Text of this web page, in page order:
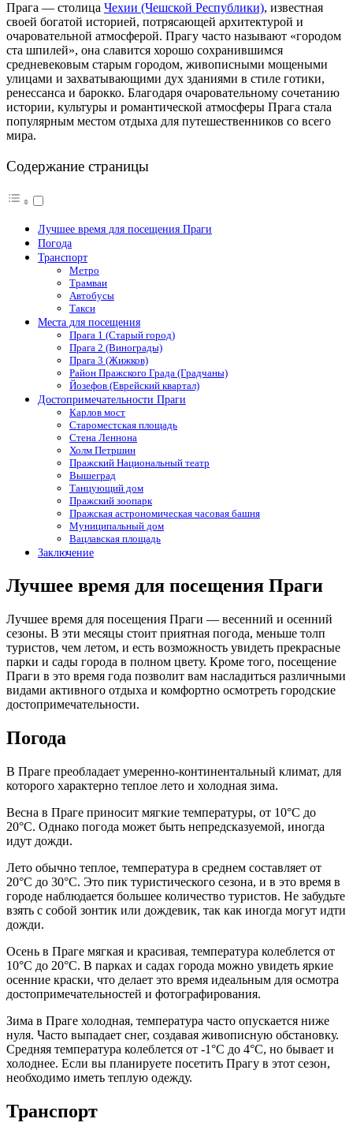
Прага — столица Чехии (Чешской Республики), известная
своей богатой историей, потрясающей архитектурой и
очаровательной атмосферой. Прагу часто называют «городом
ста шпилей», она славится хорошо сохранившимся
средневековым старым городом, живописными мощеными
улицами и захватывающими дух зданиями в стиле готики,
ренессанса и барокко. Благодаря очаровательному сочетанию
истории, культуры и романтической атмосферы Прага стала
популярным местом отдыха для путешественников со всего
мира.
Содержание страницы
Лучшее время для посещения Праги
Погода
Транспорт
Метро
Трамваи
Автобусы
Такси
Места для посещения
Прага 1 (Старый город)
Прага 2 (Винограды)
Прага 3 (Жижков)
Район Пражского Града (Градчаны)
Йозефов (Еврейский квартал)
Достопримечательности Праги
Карлов мост
Староместская площадь
Стена Леннона
Холм Петршин
Пражский Национальный театр
Вышеград
Танцующий дом
Пражский зоопарк
Пражская астрономическая часовая башня
Муниципальный дом
Вацлавская площадь
Заключение
Лучшее время для посещения Праги
Лучшее время для посещения Праги — весенний и осенний
сезоны. В эти месяцы стоит приятная погода, меньше толп
туристов, чем летом, и есть возможность увидеть прекрасные
парки и сады города в полном цвету. Кроме того, посещение
Праги в это время года позволит вам насладиться различными
видами активного отдыха и комфортно осмотреть городские
достопримечательности.
Погода
В Праге преобладает умеренно-континентальный климат, для
которого характерно теплое лето и холодная зима.
Весна в Праге приносит мягкие температуры, от 10°C до
20°C. Однако погода может быть непредсказуемой, иногда
идут дожди.
Лето обычно теплое, температура в среднем составляет от
20°C до 30°C. Это пик туристического сезона, и в это время в
городе наблюдается большее количество туристов. Не забудьте
взять с собой зонтик или дождевик, так как иногда могут идти
дожди.
Осень в Праге мягкая и красивая, температура колеблется от
10°C до 20°C. В парках и садах города можно увидеть яркие
осенние краски, что делает это время идеальным для осмотра
достопримечательностей и фотографирования.
Зима в Праге холодная, температура часто опускается ниже
нуля. Часто выпадает снег, создавая живописную обстановку.
Средняя температура колеблется от -1°C до 4°C, но бывает и
холоднее. Если вы планируете посетить Прагу в этот сезон,
необходимо иметь теплую одежду.
Транспорт